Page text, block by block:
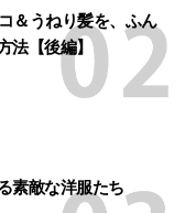
＆うねり髪を、ふん
法【後編】
素敵な洋服たち